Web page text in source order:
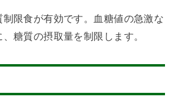
限食が有効です。血糖値の急激な
、糖質の摂取量を制限します。